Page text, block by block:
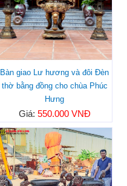
Bàn giao Lư hương và đôi Đèn
thờ bằng đồng cho chùa Phúc
Hưng
Giá: 550.000 VNĐ